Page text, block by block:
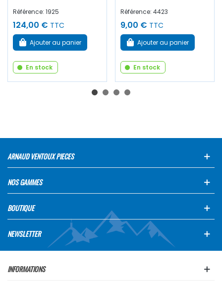
Référence: 1925
124,00 € TTC
Ajouter au panier
En stock
Référence: 4423
9,00 € TTC
Ajouter au panier
En stock
ARNAUD VENTOUX PIECES
NOS GAMMES
BOUTIQUE
NEWSLETTER
INFORMATIONS